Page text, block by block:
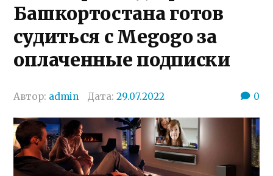
Башкортостана готов
судиться с Megogo за
оплаченные подписки
Автор: admin Дата:29.07.2022 0